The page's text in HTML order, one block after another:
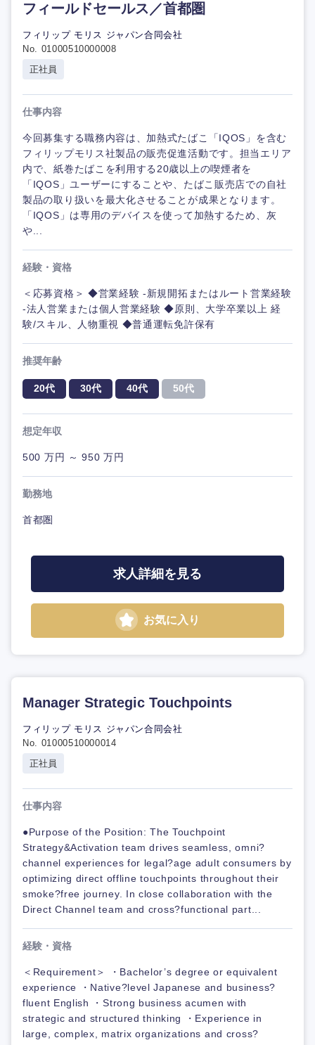
フィールドセールス／首都圏
フィリップ モリス ジャパン合同会社
No. 01000510000008
正社員
仕事内容
今回募集する職務内容は、加熱式たばこ「IQOS」を含む
フィリップモリス社製品の販売促進活動です。担当エリア
内で、紙巻たばこを利用する20歳以上の喫煙者を
「IQOS」ユーザーにすることや、たばこ販売店での自社
製品の取り扱いを最大化させることが成果となります。
「IQOS」は専用のデバイスを使って加熱するため、灰
や...
経験・資格
＜応募資格＞ ◆営業経験 -新規開拓またはルート営業経験
-法人営業または個人営業経験 ◆原則、大学卒業以上 経
験/スキル、人物重視 ◆普通運転免許保有
推奨年齢
20代 30代 40代 50代
想定年収
500 万円 ～ 950 万円
勤務地
首都圏
求人詳細を見る
お気に入り
Manager Strategic Touchpoints
フィリップ モリス ジャパン合同会社
No. 01000510000014
正社員
仕事内容
●Purpose of the Position: The Touchpoint
Strategy&Activation team drives seamless, omni?
channel experiences for legal?age adult consumers by
optimizing direct offline touchpoints throughout their
smoke?free journey. In close collaboration with the
Direct Channel team and cross?functional part...
経験・資格
＜Requirement＞ ・Bachelor’s degree or equivalent
experience ・Native?level Japanese and business?
fluent English ・Strong business acumen with
strategic and structured thinking ・Experience in
large, complex, matrix organizations and cross?